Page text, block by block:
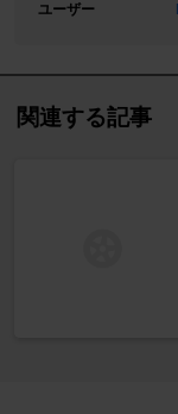
ユーザー
関連する記事